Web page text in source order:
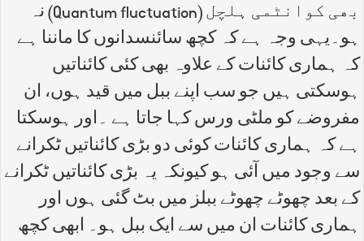
بھی کوانٹمی ہلچل (Quantum fluctuation) نہ
ہو۔یہی وجہ ہے کہ کچھ سائنسدانوں کا ماننا ہے
کہ ہماری کائنات کے علاوہ بھی کئی کائناتیں
ہوسکتی ہیں جو سب اپنے ببل میں قید ہوں، ان
مفروضے کو ملٹی ورس کہا جاتا ہے ۔اور ہوسکتا
ہے کہ ہماری کائنات کوئی دو بڑی کائناتیں ٹکرانے
سے وجود میں آئی ہو کیونکہ یہ بڑی کائناتیں ٹکرانے
کے بعد چھوٹے چھوٹے ببلز میں بٹ گئی ہوں اور
ہماری کائنات ان میں سے ایک ببل ہو۔ ابھی کچھ